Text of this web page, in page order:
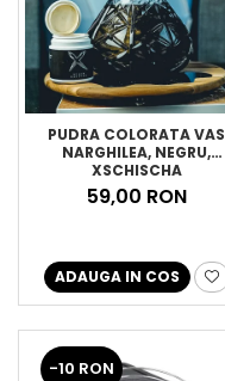
PUDRA COLORATA VAS
NARGHILEA, NEGRU,
XSCHISCHA
59,00 RON
ADAUGA IN COS
-10 RON